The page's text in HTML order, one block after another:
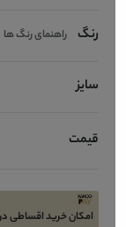
رنگ راهنمای رنگ ها
سایز
قیمت
امکان خرید اقساطی در 4 قسط ماهیانه 973050 تومان بدون سود و چک